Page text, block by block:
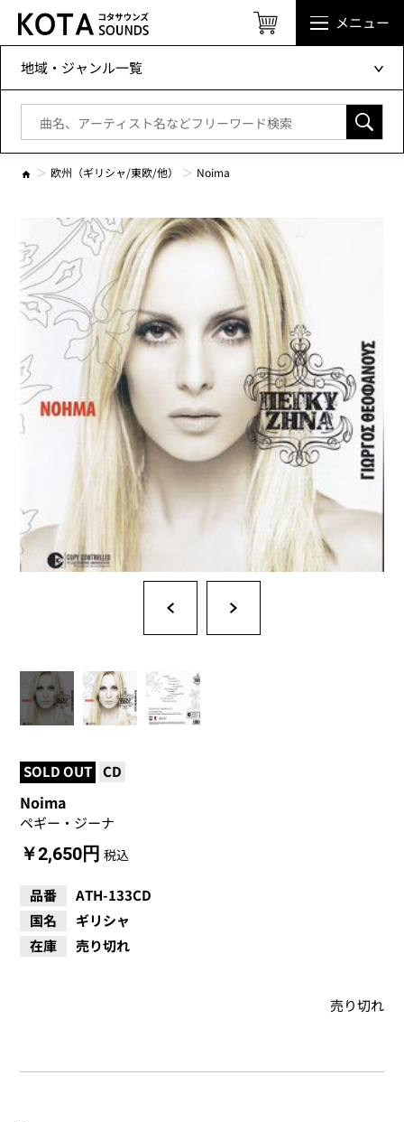
地域・ジャンル一覧
メニュー
欧州（ギリシャ/東欧/他） Noima
SOLD OUT CD
Noima
ペギー・ジーナ
￥2,650円 税込
品番
ATH-133CD
国名
ギリシャ
在庫
売り切れ
売り切れ